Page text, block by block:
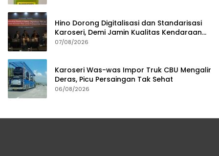
Hino Dorong Digitalisasi dan Standarisasi
Karoseri, Demi Jamin Kualitas Kendaraan
Pelanggan
07/08/2026
Karoseri Was-was Impor Truk CBU Mengalir
Deras, Picu Persaingan Tak Sehat
06/08/2026